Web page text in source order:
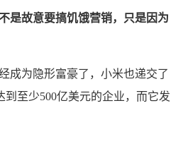
是故意要搞饥饿营销，只是因为
成为隐形富豪了，小米也递交了
至少500亿美元的企业，而它发